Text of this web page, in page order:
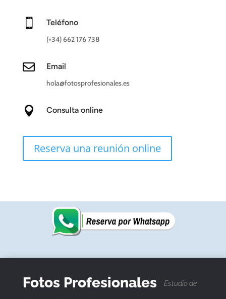
 Teléfono
(+34) 662 176 738
 Email
hola@fotosprofesionales.es
 Consulta online
Reserva una reunión online
Fotos Profesionales Estudio de